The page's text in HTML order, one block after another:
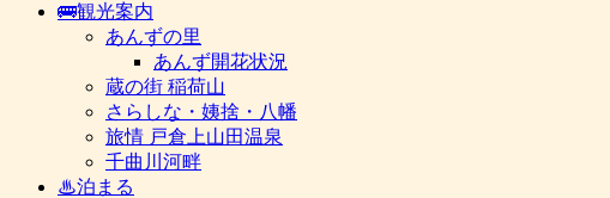
🚌観光案内
あんずの里
あんず開花状況
蔵の街 稲荷山
さらしな・姨捨・八幡
旅情 戸倉上山田温泉
千曲川河畔
♨泊まる